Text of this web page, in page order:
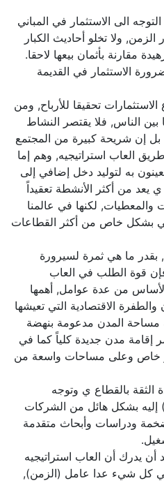
الى الاستثمار في المباني
ولا تخلو أحاديث الكبار
بأثمان بيعها لاحقا.
الاستثمار في القديمة
تحقيقا للأرباح, ومن
الناس, فلا يقتصر النشاط
إن شريحة كبيرة من المجتمع
العاب استراتيجيه, وهم إما
به لتوليد دخل إضافي إلى
من أكثر الأنشطة تعقيداً
والمعطيات, لكنها في عالمنا
بشكل خاص من أكثر القطاعات
ما هي ثمرة لسيرورة
قوة الطلب في العاب
من عدة عوامل, أهمها
الاقتصادية التي تعيشها
المدن مدعومة بنهضة
إقامة مدن جديدة كلياً كما في
خاص وعلى مساحات واسعة من
بالقطاع ي وتوجه
إليه بشكل هائل من الشركات
ودراسات وأبحاث متقدمة
يدرك أن العاب استراتيجيه
كل شيء عدا عامل (الزمن),